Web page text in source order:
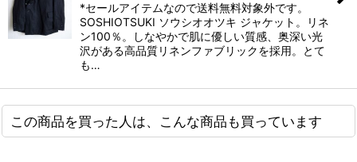
*セールアイテムなので送料無料対象外です。
SOSHIOTSUKI ソウシオオツキ ジャケット。リネ
ン100％。しなやかで肌に優しい質感、奥深い光
沢がある高品質リネンファブリックを採用。とて
も…
この商品を買った人は、こんな商品も買っています